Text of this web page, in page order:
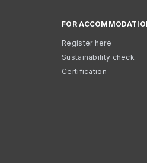
FOR
Register here
Sustainability check
Certification